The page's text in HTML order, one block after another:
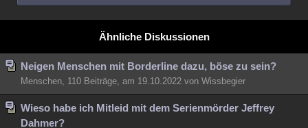
Ähnliche Diskussionen
Neigen Menschen mit Borderline dazu, böse zu sein?
Menschen, 110 Beiträge, am 19.10.2022 von Wissbegier
Wieso habe ich Mitleid mit dem Serienmörder Jeffrey
Dahmer?